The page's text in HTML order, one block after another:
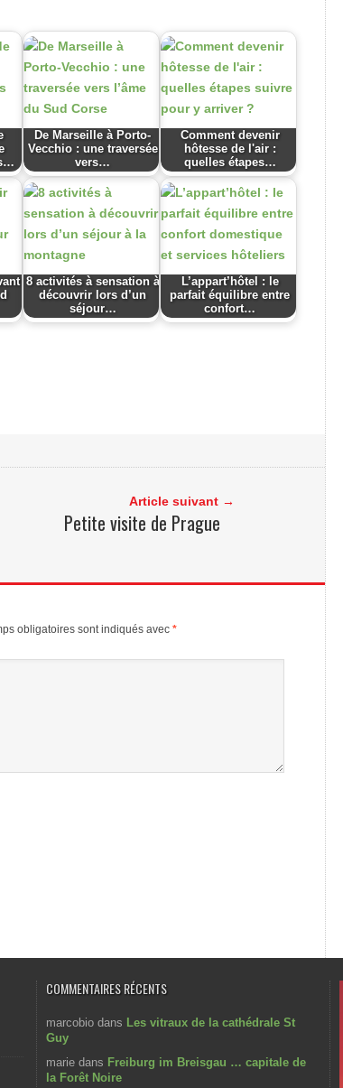
De Marseille à Porto-
Vecchio : une traversée
vers…
Comment devenir
hôtesse de l'air :
quelles étapes…
8 activités à sensation à
découvrir lors d’un
séjour…
L’appart’hôtel : le
parfait équilibre entre
confort…
Article suivant →
Petite visite de Prague
obligatoires sont indiqués avec *
COMMENTAIRES RÉCENTS
marcobio dans Les vitraux de la cathédrale St
Guy
marie dans Freiburg im Breisgau … capitale de
la Forêt Noire